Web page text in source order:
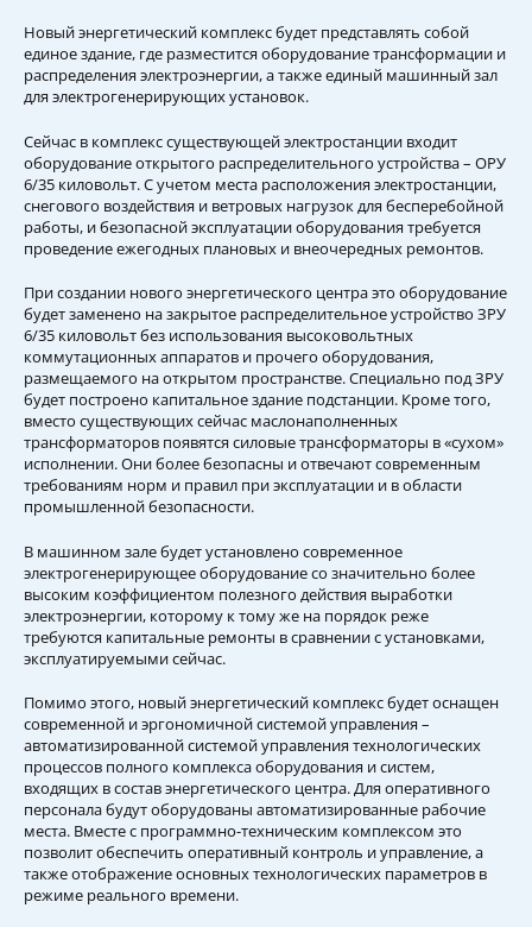
Новый энергетический комплекс будет представлять собой
единое здание, где разместится оборудование трансформации и
распределения электроэнергии, а также единый машинный зал
для электрогенерирующих установок.
Сейчас в комплекс существующей электростанции входит
оборудование открытого распределительного устройства – ОРУ
6/35 киловольт. С учетом места расположения электростанции,
снегового воздействия и ветровых нагрузок для бесперебойной
работы, и безопасной эксплуатации оборудования требуется
проведение ежегодных плановых и внеочередных ремонтов.
При создании нового энергетического центра это оборудование
будет заменено на закрытое распределительное устройство ЗРУ
6/35 киловольт без использования высоковольтных
коммутационных аппаратов и прочего оборудования,
размещаемого на открытом пространстве. Специально под ЗРУ
будет построено капитальное здание подстанции. Кроме того,
вместо существующих сейчас маслонаполненных
трансформаторов появятся силовые трансформаторы в «сухом»
исполнении. Они более безопасны и отвечают современным
требованиям норм и правил при эксплуатации и в области
промышленной безопасности.
В машинном зале будет установлено современное
электрогенерирующее оборудование со значительно более
высоким коэффициентом полезного действия выработки
электроэнергии, которому к тому же на порядок реже
требуются капитальные ремонты в сравнении с установками,
эксплуатируемыми сейчас.
Помимо этого, новый энергетический комплекс будет оснащен
современной и эргономичной системой управления –
автоматизированной системой управления технологических
процессов полного комплекса оборудования и систем,
входящих в состав энергетического центра. Для оперативного
персонала будут оборудованы автоматизированные рабочие
места. Вместе с программно-техническим комплексом это
позволит обеспечить оперативный контроль и управление, а
также отображение основных технологических параметров в
режиме реального времени.